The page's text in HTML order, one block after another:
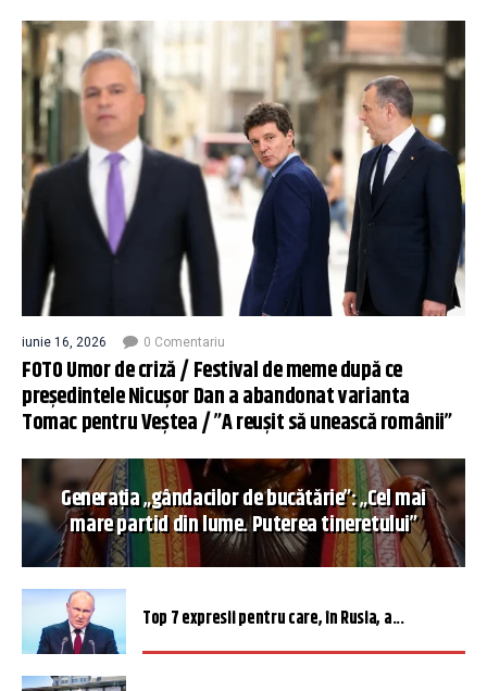
iunie 16, 2026 0 Comentariu
FOTO Umor de criză / Festival de meme după ce
președintele Nicușor Dan a abandonat varianta
Tomac pentru Veștea / ”A reușit să unească românii”
Generația „gândacilor de bucătărie”: „Cel mai
mare partid din lume. Puterea tineretului”
Top 7 expresii pentru care, în Rusia, a...